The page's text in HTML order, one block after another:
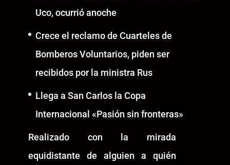
Uco, ocurrió anoche
Crece el reclamo de Cuarteles de
Bomberos Voluntarios, piden ser
recibidos por la ministra Rus
Llega a San Carlos la Copa
Internacional «Pasión sin fronteras»
Realizado con la mirada
equidistante de alguien a quién